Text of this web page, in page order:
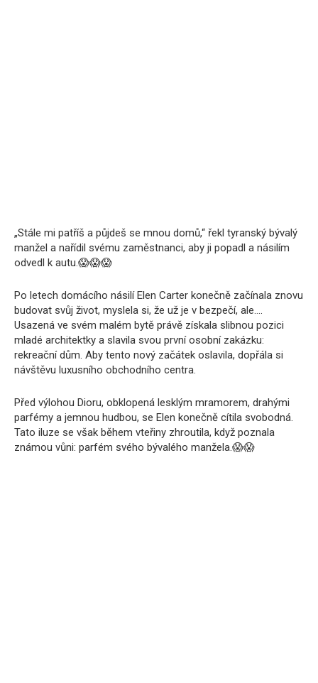
„Stále mi patříš a půjdeš se mnou domů,“ řekl tyranský bývalý
manžel a nařídil svému zaměstnanci, aby ji popadl a násilím
odvedl k autu.😱😱😱
Po letech domácího násilí Elen Carter konečně začínala znovu
budovat svůj život, myslela si, že už je v bezpečí, ale….
Usazená ve svém malém bytě právě získala slibnou pozici
mladé architektky a slavila svou první osobní zakázku:
rekreační dům. Aby tento nový začátek oslavila, dopřála si
návštěvu luxusního obchodního centra.
Před výlohou Dioru, obklopená lesklým mramorem, drahými
parfémy a jemnou hudbou, se Elen konečně cítila svobodná.
Tato iluze se však během vteřiny zhroutila, když poznala
známou vůni: parfém svého bývalého manžela.😱😱